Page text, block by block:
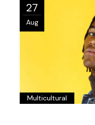
27
Aug
Multicultural